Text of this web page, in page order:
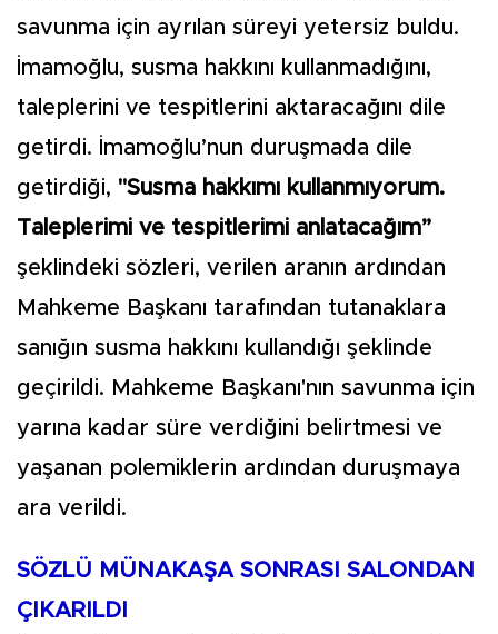
savunma için ayrılan süreyi yetersiz buldu.
İmamoğlu, susma hakkını kullanmadığını,
taleplerini ve tespitlerini aktaracağını dile
getirdi. İmamoğlu’nun duruşmada dile
getirdiği, "Susma hakkımı kullanmıyorum.
Taleplerimi ve tespitlerimi anlatacağım”
şeklindeki sözleri, verilen aranın ardından
Mahkeme Başkanı tarafından tutanaklara
sanığın susma hakkını kullandığı şeklinde
geçirildi. Mahkeme Başkanı'nın savunma için
yarına kadar süre verdiğini belirtmesi ve
yaşanan polemiklerin ardından duruşmaya
ara verildi.
SÖZLÜ MÜNAKAŞA SONRASI SALONDAN
ÇIKARILDI